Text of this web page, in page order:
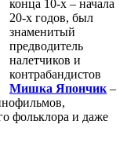
конца 10-х – начала
20-х годов, был
знаменитый
предводитель
налетчиков и
контрабандистов
Мишка Япончик –
фольклора и даже